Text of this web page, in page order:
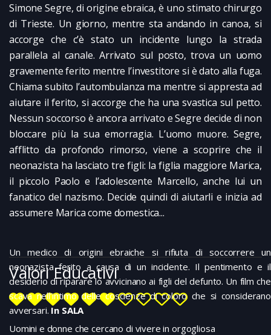
Simone Segre, di origine ebraica, è uno stimato chirurgo
di Trieste. Un giorno, mentre sta andando in canoa, si
accorge che c’è stato un incidente lungo la strada
parallela al canale. Arrivato sul posto, trova un uomo
gravemente ferito mentre l’investitore si è dato alla fuga.
Chiama subito l’autombulanza ma mentre si appresta ad
aiutare il ferito, si accorge che ha una svastica sul petto.
Nessun soccorso è ancora arrivato e Segre decide di non
bloccare più la sua emorragia. L’uomo muore. Segre,
afflitto da profondo rimorso, viene a scoprire che il
neonazista ha lasciato tre figli: la figlia maggiore Marica,
il piccolo Paolo e l’adolescente Marcello, anche lui un
fanatico del nazismo. Decide quindi di aiutarli e inizia ad
assumere Marica come domestica...
Un medico di origini ebraiche si rifiuta di soccorrere un
neonazista ferito a causa di un incidente. Il pentimento e il
desiderio di riparare lo avvicinano ai figli del defunto. Un film che
scava nell’intimo delle coscienze di coloro che si considerano
avversari. In SALA
Valori Educativi
Uomini e donne che cercano di vivere in orgogliosa